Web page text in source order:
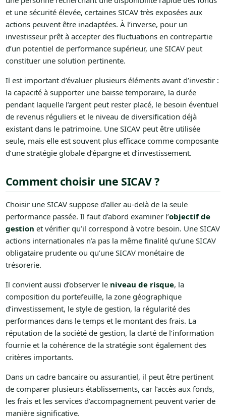
et une sécurité élevée, certaines SICAV très exposées aux
actions peuvent être inadaptées. À l’inverse, pour un
investisseur prêt à accepter des fluctuations en contrepartie
d’un potentiel de performance supérieur, une SICAV peut
constituer une solution pertinente.
Il est important d’évaluer plusieurs éléments avant d’investir :
la capacité à supporter une baisse temporaire, la durée
pendant laquelle l’argent peut rester placé, le besoin éventuel
de revenus réguliers et le niveau de diversification déjà
existant dans le patrimoine. Une SICAV peut être utilisée
seule, mais elle est souvent plus efficace comme composante
d’une stratégie globale d’épargne et d’investissement.
Comment choisir une SICAV ?
Choisir une SICAV suppose d’aller au-delà de la seule
performance passée. Il faut d’abord examiner l’objectif de
gestion et vérifier qu’il correspond à votre besoin. Une SICAV
actions internationales n’a pas la même finalité qu’une SICAV
obligataire prudente ou qu’une SICAV monétaire de
trésorerie.
Il convient aussi d’observer le niveau de risque, la
composition du portefeuille, la zone géographique
d’investissement, le style de gestion, la régularité des
performances dans le temps et le montant des frais. La
réputation de la société de gestion, la clarté de l’information
fournie et la cohérence de la stratégie sont également des
critères importants.
Dans un cadre bancaire ou assurantiel, il peut être pertinent
de comparer plusieurs établissements, car l’accès aux fonds,
les frais et les services d’accompagnement peuvent varier de
manière significative.